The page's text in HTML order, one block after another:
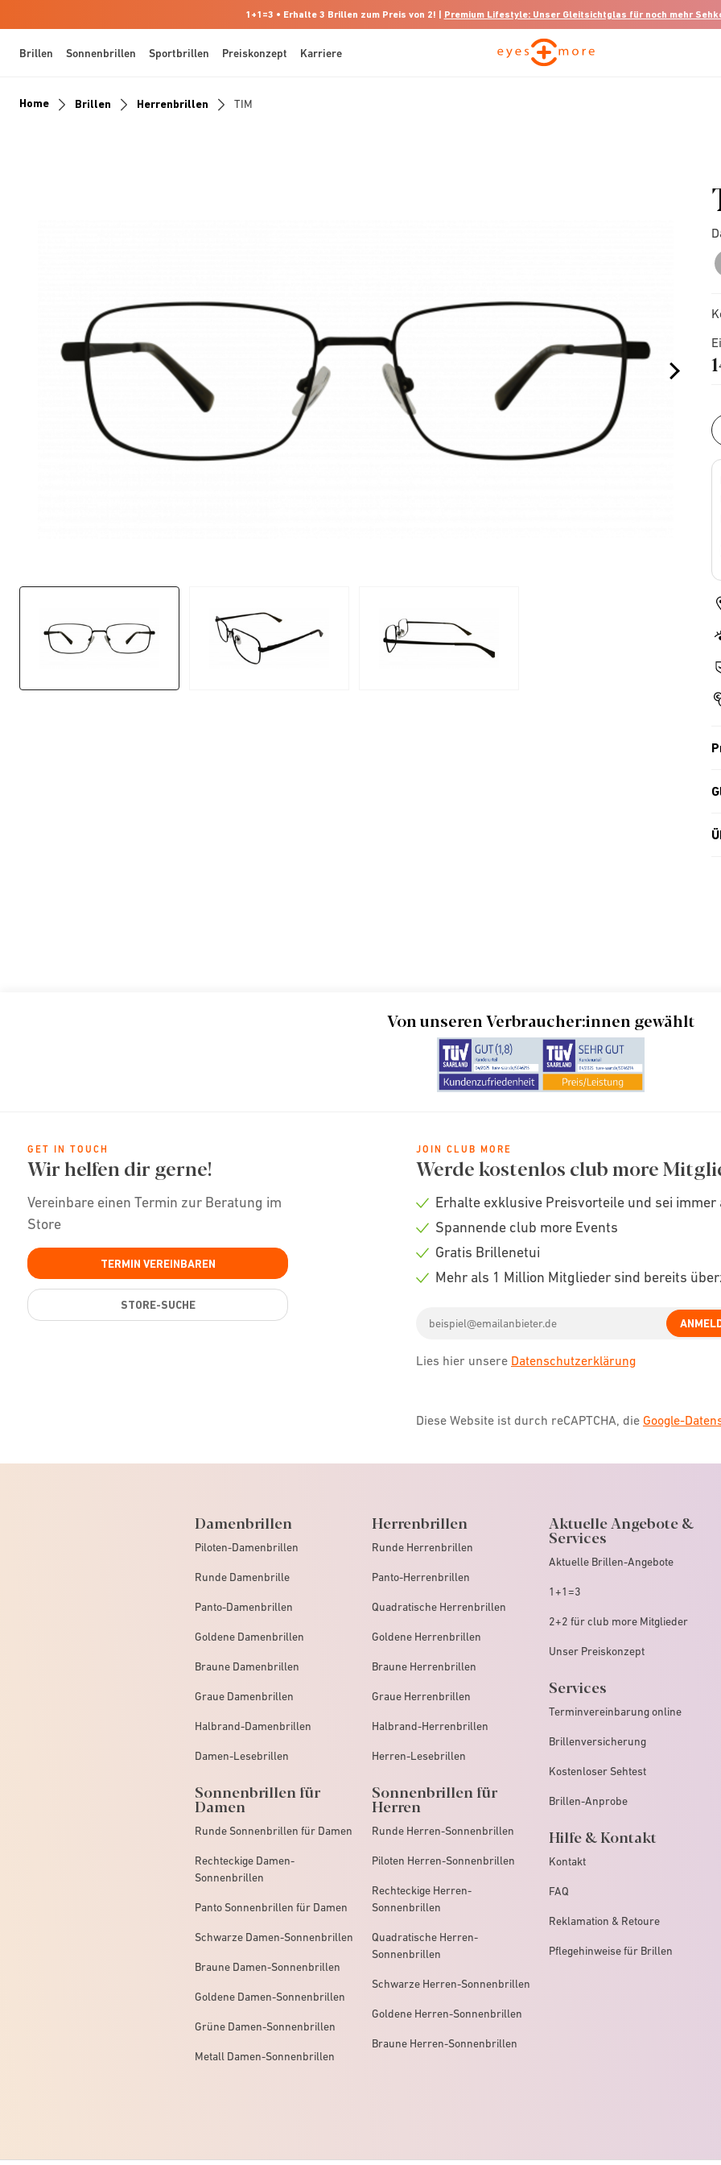
1+1=3 • Erhalte 3 Brillen zum Preis von 2! | Premium Lifestyle: Unser Gleitsichtglas für noch mehr
Brillen Sonnenbrillen Sportbrillen Preiskonzept Karriere
Home Brillen Herrenbrillen TIM
Von unseren Verbraucher:innen gewählt
GET IN TOUCH
Wir helfen dir gerne!
Vereinbare einen Termin zur Beratung im
Store
TERMIN VEREINBAREN
STORE-SUCHE
JOIN CLUB MORE
Werde kostenlos club more
Check
Erhalte exklusive Preisvorteile und sei
Check
Spannende club more Events
Check
Gratis Brillenetui
Mehr als 1 Million Mitglieder sind bereits
address
Lies hier unsere Datenschutzerklärung
Diese Website ist durch reCAPTCHA, die Google-
Damenbrillen
Piloten-Damenbrillen
Runde Damenbrille
Panto-Damenbrillen
Goldene Damenbrillen
Braune Damenbrillen
Graue Damenbrillen
Halbrand-Damenbrillen
Damen-Lesebrillen
Sonnenbrillen für
Damen
Runde Sonnenbrillen für Damen
Rechteckige Damen-
Sonnenbrillen
Panto Sonnenbrillen für Damen
Schwarze Damen-Sonnenbrillen
Braune Damen-Sonnenbrillen
Goldene Damen-Sonnenbrillen
Grüne Damen-Sonnenbrillen
Metall Damen-Sonnenbrillen
Herrenbrillen
Runde Herrenbrillen
Panto-Herrenbrillen
Quadratische Herrenbrillen
Goldene Herrenbrillen
Braune Herrenbrillen
Graue Herrenbrillen
Halbrand-Herrenbrillen
Herren-Lesebrillen
Sonnenbrillen für
Herren
Runde Herren-Sonnenbrillen
Piloten Herren-Sonnenbrillen
Rechteckige Herren-
Sonnenbrillen
Quadratische Herren-
Sonnenbrillen
Schwarze Herren-Sonnenbrillen
Goldene Herren-Sonnenbrillen
Braune Herren-Sonnenbrillen
Aktuelle Angebote &
Services
Aktuelle Brillen-Angebote
1+1=3
2+2 für club more Mitglieder
Unser Preiskonzept
Services
Terminvereinbarung online
Brillenversicherung
Kostenloser Sehtest
Brillen-Anprobe
Hilfe & Kontakt
Kontakt
FAQ
Reklamation & Retoure
Pflegehinweise für Brillen